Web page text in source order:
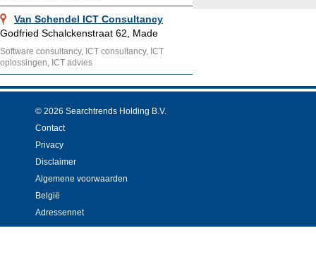
Van Schendel ICT Consultancy
Godfried Schalckenstraat 62, Made
Software consultancy, ICT consultancy, ICT
oplossingen, ICT advies
© 2026 Searchtrends Holding B.V.
Contact
Privacy
Disclaimer
Algemene voorwaarden
België
Adressennet